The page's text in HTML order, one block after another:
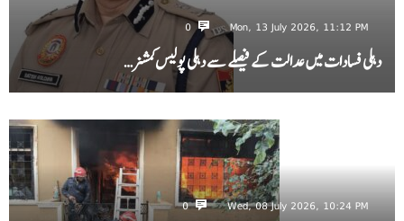
Mon, 13 July 2026, 11:12 PM
0
دہلی فسادات میں عدالت کے فیصلے سے دہلی پولیس کمشنر…
Wed, 08 July 2026, 10:24 PM
0